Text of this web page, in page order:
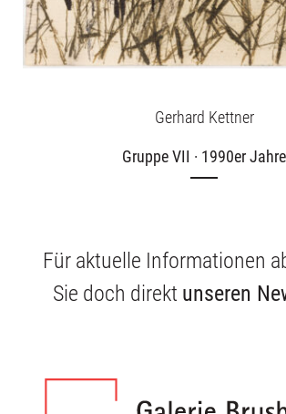
Gerhard Kettner
Gruppe VII · 1990er Jahre
Für aktuelle Informationen
Sie doch direkt unseren